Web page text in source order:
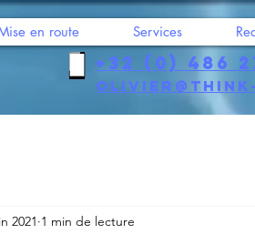
en route Services
+32 (0) 486
2021 1 min de lecture